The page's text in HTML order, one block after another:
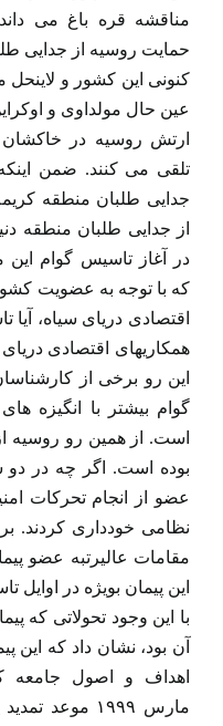
مناقشه قره باغ می
حمایت روسیه از جدایی
کنونی این کشور و
عین حال مولداوی و
ارتش روسیه در
تلقی می کنند. ضمن
جدایی طلبان منطقه
از جدایی طلبان منطقه
در آغاز تاسیس گوام
که با توجه به عضویت
اقتصادی دریای سیاه،
همکاریهای اقتصادی
این رو برخی از
گوام بیشتر با انگیزه
است. از همین رو روسیه
بوده است. اگر چه در
عضو از انجام تحرکات
نظامی خودداری کردند.
مقامات عالیرتبه عضو
این پیمان بویژه در اوایل
آن بود، نشان داد که
اهداف و اصول جامعه
مارس ۱۹۹۹